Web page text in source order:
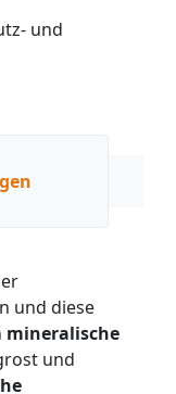
und diese
mineralische
und